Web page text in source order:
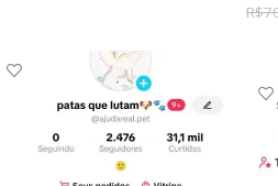
R$